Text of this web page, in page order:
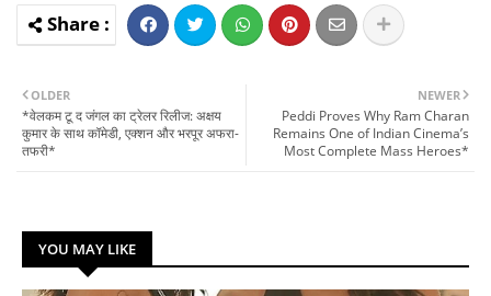
NEWER
Peddi Proves Why Ram Charan
Remains One of Indian Cinema’s
Most Complete Mass Heroes*
OLDER
*वेलकम टू द जंगल का ट्रेलर रिलीज: अक्षय
कुमार के साथ कॉमेडी, एक्शन और भरपूर अफरा-
तफरी*
YOU MAY LIKE